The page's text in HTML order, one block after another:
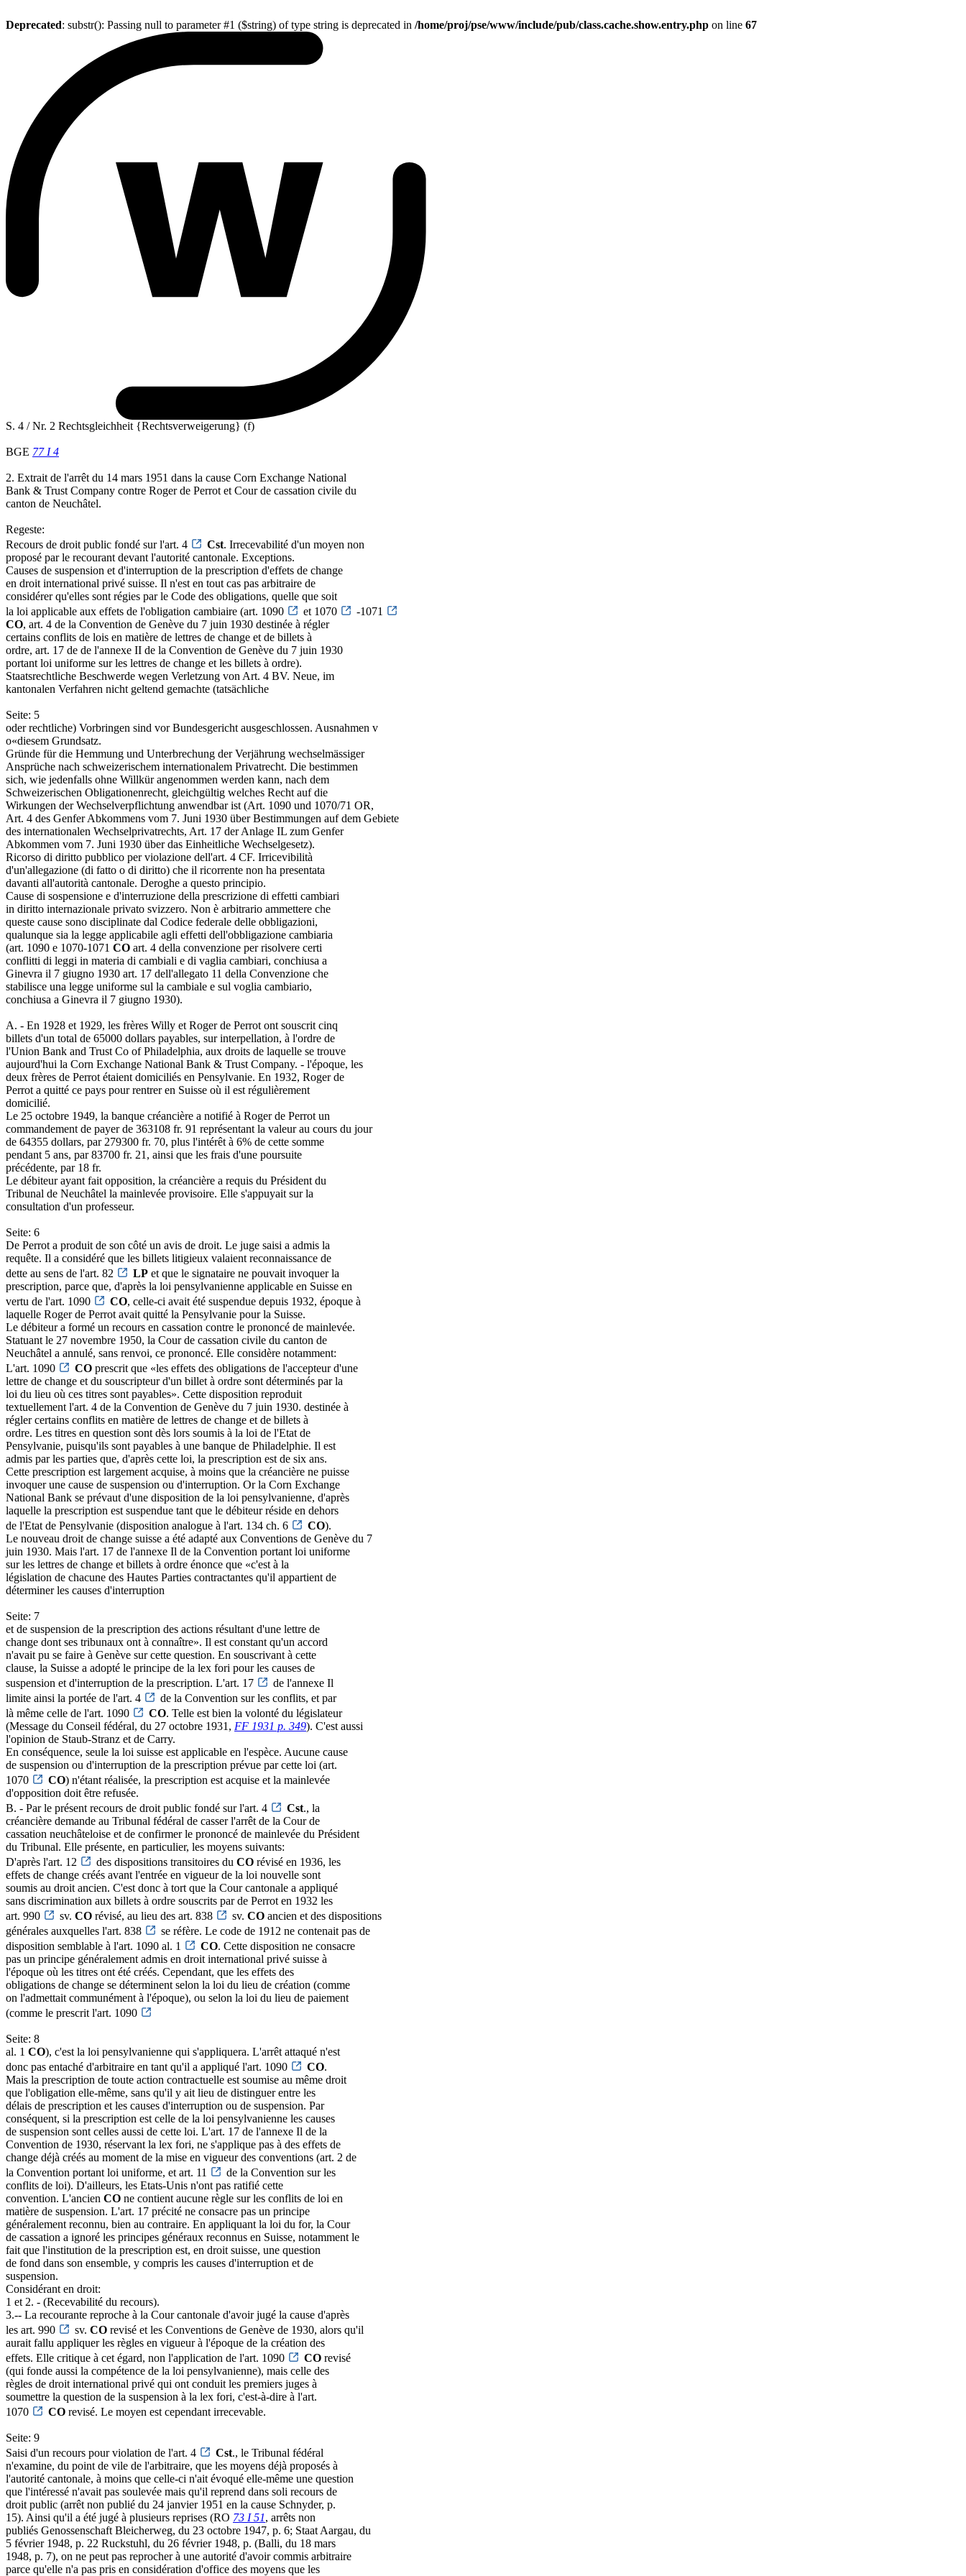
Deprecated: substr(): Passing null to parameter #1 ($string) of type string is deprecated in /home/proj/pse/www/include/pub/class.cache.show.entry.php on line 67
S. 4 / Nr. 2 Rechtsgleichheit {Rechtsverweigerung} (f)
BGE 77 I 4
2. Extrait de l'arrêt du 14 mars 1951 dans la cause Corn Exchange National
Bank & Trust Company contre Roger de Perrot et Cour de cassation civile du
canton de Neuchâtel.
Regeste:
Recours de droit public fondé sur l'art. 4
Cst. Irrecevabilité d'un moyen non
proposé par le recourant devant l'autorité cantonale. Exceptions.
Causes de suspension et d'interruption de la prescription d'effets de change
en droit international privé suisse. Il n'est en tout cas pas arbitraire de
considérer qu'elles sont régies par le Code des obligations, quelle que soit
la loi applicable aux effets de l'obligation cambiaire (art. 1090
et 1070
-1071
CO, art. 4 de la Convention de Genève du 7 juin 1930 destinée à régler
certains conflits de lois en matière de lettres de change et de billets à
ordre, art. 17 de de l'annexe II de la Convention de Genève du 7 juin 1930
portant loi uniforme sur les lettres de change et les billets à ordre).
Staatsrechtliche Beschwerde wegen Verletzung von Art. 4 BV. Neue, im
kantonalen Verfahren nicht geltend gemachte (tatsächliche
Seite: 5
oder rechtliche) Vorbringen sind vor Bundesgericht ausgeschlossen. Ausnahmen v
o«diesem Grundsatz.
Gründe für die Hemmung und Unterbrechung der Verjährung wechselmässiger
Ansprüche nach schweizerischem internationalem Privatrecht. Die bestimmen
sich, wie jedenfalls ohne Willkür angenommen werden kann, nach dem
Schweizerischen Obligationenrecht, gleichgültig welches Recht auf die
Wirkungen der Wechselverpflichtung anwendbar ist (Art. 1090 und 1070/71 OR,
Art. 4 des Genfer Abkommens vom 7. Juni 1930 über Bestimmungen auf dem Gebiete
des internationalen Wechselprivatrechts, Art. 17 der Anlage IL zum Genfer
Abkommen vom 7. Juni 1930 über das Einheitliche Wechselgesetz).
Ricorso di diritto pubblico per violazione dell'art. 4 CF. Irricevibilità
d'un'allegazione (di fatto o di diritto) che il ricorrente non ha presentata
davanti all'autorità cantonale. Deroghe a questo principio.
Cause di sospensione e d'interruzione della prescrizione di effetti cambiari
in diritto internazionale privato svizzero. Non è arbitrario ammettere che
queste cause sono disciplinate dal Codice federale delle obbligazioni,
qualunque sia la legge applicabile agli effetti dell'obbligazione cambiaria
(art. 1090 e 1070-1071 CO art. 4 della convenzione per risolvere certi
conflitti di leggi in materia di cambiali e di vaglia cambiari, conchiusa a
Ginevra il 7 giugno 1930 art. 17 dell'allegato 11 della Convenzione che
stabilisce una legge uniforme sul la cambiale e sul voglia cambiario,
conchiusa a Ginevra il 7 giugno 1930).
A. - En 1928 et 1929, les frères Willy et Roger de Perrot ont souscrit cinq
billets d'un total de 65000 dollars payables, sur interpellation, à l'ordre de
l'Union Bank and Trust Co of Philadelphia, aux droits de laquelle se trouve
aujourd'hui la Corn Exchange National Bank & Trust Company. - l'époque, les
deux frères de Perrot étaient domiciliés en Pensylvanie. En 1932, Roger de
Perrot a quitté ce pays pour rentrer en Suisse où il est régulièrement
domicilié.
Le 25 octobre 1949, la banque créancière a notifié à Roger de Perrot un
commandement de payer de 363108 fr. 91 représentant la valeur au cours du jour
de 64355 dollars, par 279300 fr. 70, plus l'intérêt à 6% de cette somme
pendant 5 ans, par 83700 fr. 21, ainsi que les frais d'une poursuite
précédente, par 18 fr.
Le débiteur ayant fait opposition, la créancière a requis du Président du
Tribunal de Neuchâtel la mainlevée provisoire. Elle s'appuyait sur la
consultation d'un professeur.
Seite: 6
De Perrot a produit de son côté un avis de droit. Le juge saisi a admis la
requête. Il a considéré que les billets litigieux valaient reconnaissance de
dette au sens de l'art. 82
LP et que le signataire ne pouvait invoquer la
prescription, parce que, d'après la loi pensylvanienne applicable en Suisse en
vertu de l'art. 1090
CO, celle-ci avait été suspendue depuis 1932, époque à
laquelle Roger de Perrot avait quitté la Pensylvanie pour la Suisse.
Le débiteur a formé un recours en cassation contre le prononcé de mainlevée.
Statuant le 27 novembre 1950, la Cour de cassation civile du canton de
Neuchâtel a annulé, sans renvoi, ce prononcé. Elle considère notamment:
L'art. 1090
CO prescrit que «les effets des obligations de l'accepteur d'une
lettre de change et du souscripteur d'un billet à ordre sont déterminés par la
loi du lieu où ces titres sont payables». Cette disposition reproduit
textuellement l'art. 4 de la Convention de Genève du 7 juin 1930. destinée à
régler certains conflits en matière de lettres de change et de billets à
ordre. Les titres en question sont dès lors soumis à la loi de l'Etat de
Pensylvanie, puisqu'ils sont payables à une banque de Philadelphie. Il est
admis par les parties que, d'après cette loi, la prescription est de six ans.
Cette prescription est largement acquise, à moins que la créancière ne puisse
invoquer une cause de suspension ou d'interruption. Or la Corn Exchange
National Bank se prévaut d'une disposition de la loi pensylvanienne, d'après
laquelle la prescription est suspendue tant que le débiteur réside en dehors
de l'Etat de Pensylvanie (disposition analogue à l'art. 134 ch. 6
CO).
Le nouveau droit de change suisse a été adapté aux Conventions de Genève du 7
juin 1930. Mais l'art. 17 de l'annexe Il de la Convention portant loi uniforme
sur les lettres de change et billets à ordre énonce que «c'est à la
législation de chacune des Hautes Parties contractantes qu'il appartient de
déterminer les causes d'interruption
Seite: 7
et de suspension de la prescription des actions résultant d'une lettre de
change dont ses tribunaux ont à connaître». Il est constant qu'un accord
n'avait pu se faire à Genève sur cette question. En souscrivant à cette
clause, la Suisse a adopté le principe de la lex fori pour les causes de
suspension et d'interruption de la prescription. L'art. 17
de l'annexe Il
limite ainsi la portée de l'art. 4
de la Convention sur les conflits, et par
là même celle de l'art. 1090
CO. Telle est bien la volonté du législateur
(Message du Conseil fédéral, du 27 octobre 1931, FF 1931 p. 349). C'est aussi
l'opinion de Staub-Stranz et de Carry.
En conséquence, seule la loi suisse est applicable en l'espèce. Aucune cause
de suspension ou d'interruption de la prescription prévue par cette loi (art.
1070
CO) n'étant réalisée, la prescription est acquise et la mainlevée
d'opposition doit être refusée.
B. - Par le présent recours de droit public fondé sur l'art. 4
Cst., la
créancière demande au Tribunal fédéral de casser l'arrêt de la Cour de
cassation neuchâteloise et de confirmer le prononcé de mainlevée du Président
du Tribunal. Elle présente, en particulier, les moyens suivants:
D'après l'art. 12
des dispositions transitoires du CO révisé en 1936, les
effets de change créés avant l'entrée en vigueur de la loi nouvelle sont
soumis au droit ancien. C'est donc à tort que la Cour cantonale a appliqué
sans discrimination aux billets à ordre souscrits par de Perrot en 1932 les
art. 990
sv. CO révisé, au lieu des art. 838 sv. CO ancien et des dispositions
générales auxquelles l'art. 838
se réfère. Le code de 1912 ne contenait pas de
disposition semblable à l'art. 1090 al. 1
CO. Cette disposition ne consacre
pas un principe généralement admis en droit international privé suisse à
l'époque où les titres ont été créés. Cependant, que les effets des
obligations de change se déterminent selon la loi du lieu de création (comme
on l'admettait communément à l'époque), ou selon la loi du lieu de paiement
(comme le prescrit l'art. 1090
Seite: 8
al. 1 CO), c'est la loi pensylvanienne qui s'appliquera. L'arrêt attaqué n'est
donc pas entaché d'arbitraire en tant qu'il a appliqué l'art. 1090
CO.
Mais la prescription de toute action contractuelle est soumise au même droit
que l'obligation elle-même, sans qu'il y ait lieu de distinguer entre les
délais de prescription et les causes d'interruption ou de suspension. Par
conséquent, si la prescription est celle de la loi pensylvanienne les causes
de suspension sont celles aussi de cette loi. L'art. 17 de l'annexe Il de la
Convention de 1930, réservant la lex fori, ne s'applique pas à des effets de
change déjà créés au moment de la mise en vigueur des conventions (art. 2 de
la Convention portant loi uniforme, et art. 11
de la Convention sur les
conflits de loi). D'ailleurs, les Etats-Unis n'ont pas ratifié cette
convention. L'ancien CO ne contient aucune règle sur les conflits de loi en
matière de suspension. L'art. 17 précité ne consacre pas un principe
généralement reconnu, bien au contraire. En appliquant la loi du for, la Cour
de cassation a ignoré les principes généraux reconnus en Suisse, notamment le
fait que l'institution de la prescription est, en droit suisse, une question
de fond dans son ensemble, y compris les causes d'interruption et de
suspension.
Considérant en droit:
1 et 2. - (Recevabilité du recours).
3.-- La recourante reproche à la Cour cantonale d'avoir jugé la cause d'après
les art. 990
sv. CO revisé et les Conventions de Genève de 1930, alors qu'il
aurait fallu appliquer les règles en vigueur à l'époque de la création des
effets. Elle critique à cet égard, non l'application de l'art. 1090
CO revisé
(qui fonde aussi la compétence de la loi pensylvanienne), mais celle des
règles de droit international privé qui ont conduit les premiers juges à
soumettre la question de la suspension à la lex fori, c'est-à-dire à l'art.
1070
CO revisé. Le moyen est cependant irrecevable.
Seite: 9
Saisi d'un recours pour violation de l'art. 4
Cst., le Tribunal fédéral
n'examine, du point de vile de l'arbitraire, que les moyens déjà proposés à
l'autorité cantonale, à moins que celle-ci n'ait évoqué elle-même une question
que l'intéressé n'avait pas soulevée mais qu'il reprend dans soli recours de
droit public (arrêt non publié du 24 janvier 1951 en la cause Schnyder, p.
15). Ainsi qu'il a été jugé à plusieurs reprises (RO 73 I 51, arrêts non
publiés Genossenschaft Bleicherweg, du 23 octobre 1947, p. 6; Staat Aargau, du
5 février 1948, p. 22 Ruckstuhl, du 26 février 1948, p. (Balli, du 18 mars
1948, p. 7), on ne peut pas reprocher à une autorité d'avoir commis arbitraire
parce qu'elle n'a pas pris en considération d'office des moyens que les